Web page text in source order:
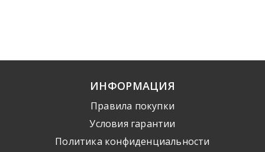
ИНФОРМАЦИЯ
Правила покупки
Условия гарантии
Политика конфиденциальности